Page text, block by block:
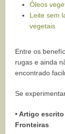
Óleos
Leite sem
vegetais
Entre os
rugas e ainda
encontrado
Se
• Artigo
Fronteiras